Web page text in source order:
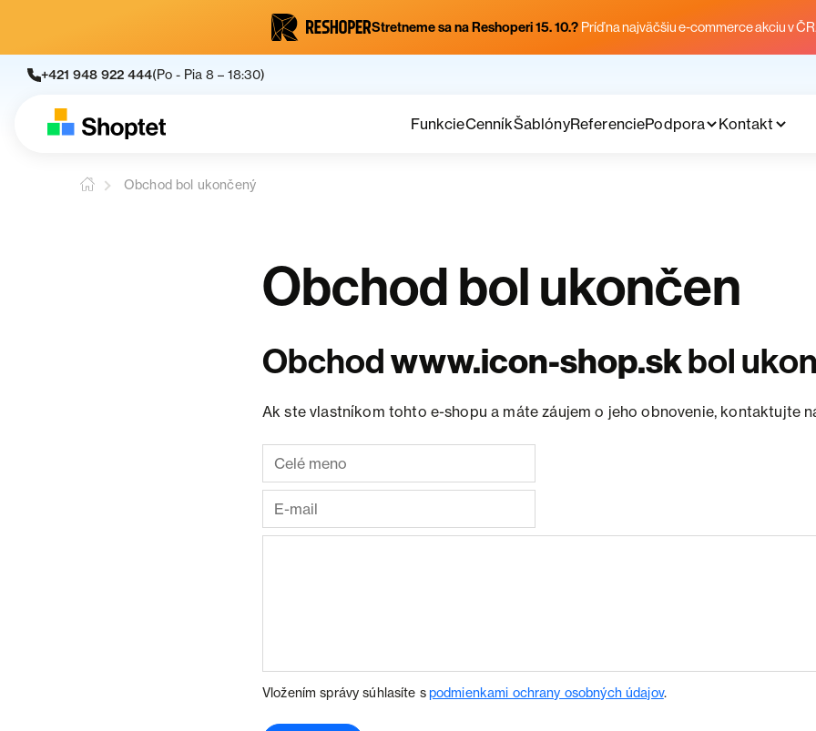
Stretneme sa na Reshoperi 15. 10.? Príď na najväčšiu e-commerce akciu v
+421 948 922 444(Po - Pia 8 – 18:30)
FunkcieCenníkŠablónyReferenciePodpora Kontakt
Obchod bol ukončený
Obchod bol ukončen
Obchodwww.icon-shop.skbol
Ak ste vlastníkom tohto e-shopu a máte záujem o jeho obnovenie, kontaktujte
Vložením správy súhlasíte spodmienkami ochrany osobných údajov.